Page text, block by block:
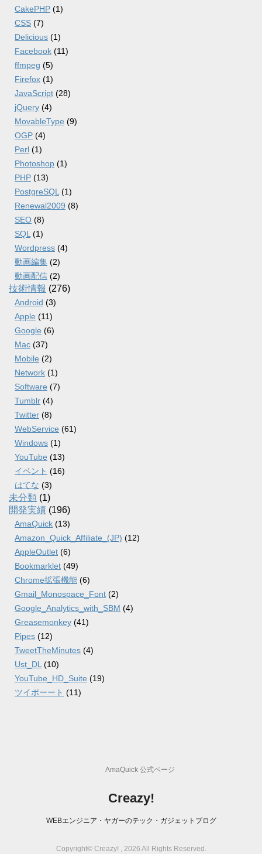
CakePHP (1)
CSS (7)
Delicious (1)
Facebook (11)
ffmpeg (5)
Firefox (1)
JavaScript (28)
jQuery (4)
MovableType (9)
OGP (4)
Perl (1)
Photoshop (1)
PHP (13)
PostgreSQL (1)
Renewal2009 (8)
SEO (8)
SQL (1)
Wordpress (4)
動画編集 (2)
動画配信 (2)
技術情報 (276)
Android (3)
Apple (11)
Google (6)
Mac (37)
Mobile (2)
Network (1)
Software (7)
Tumblr (4)
Twitter (8)
WebService (61)
Windows (1)
YouTube (13)
イベント (16)
はてな (3)
未分類 (1)
開発実績 (196)
AmaQuick (13)
Amazon_Quick_Affiliate_(JP) (12)
AppleOutlet (6)
Bookmarklet (49)
Chrome拡張機能 (6)
Gmail_Monospace_Font (2)
Google_Analytics_with_SBM (4)
Greasemonkey (41)
Pipes (12)
TweetTheMinutes (4)
Ust_DL (10)
YouTube_HD_Suite (19)
ツイポーート (11)
AmaQuick 公式ページ
Creazy!
WEBエンジニア・ヤガーのテック・ガジェットブログ
Copyright© Creazy! , 2026 All Rights Reserved.